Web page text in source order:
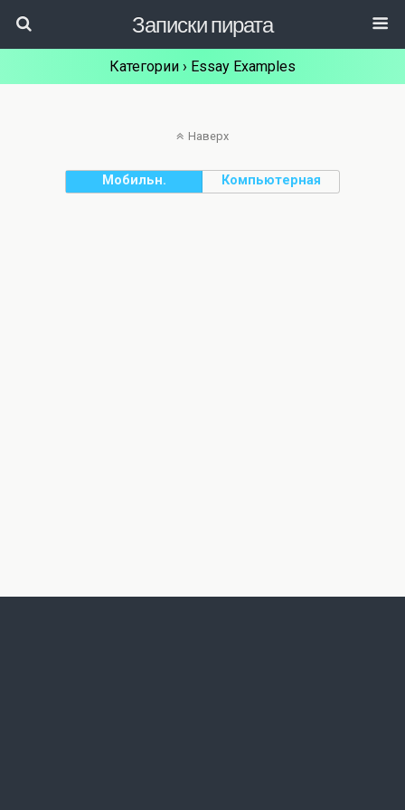
Записки пирата
Категории › Essay Examples
Наверх
Мобильн. Компьютерная